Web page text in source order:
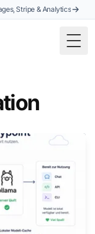
Stripe & Analytics